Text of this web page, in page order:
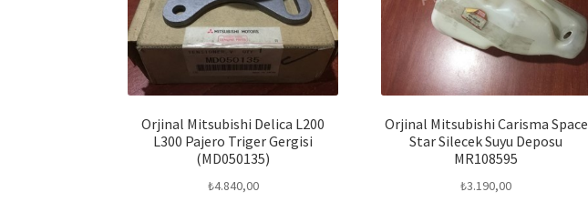
Orjinal Mitsubishi Delica L200
L300 Pajero Triger Gergisi
(MD050135)
₺4.840,00
Orjinal Mitsubishi Carisma Space
Star Silecek Suyu Deposu
MR108595
₺3.190,00